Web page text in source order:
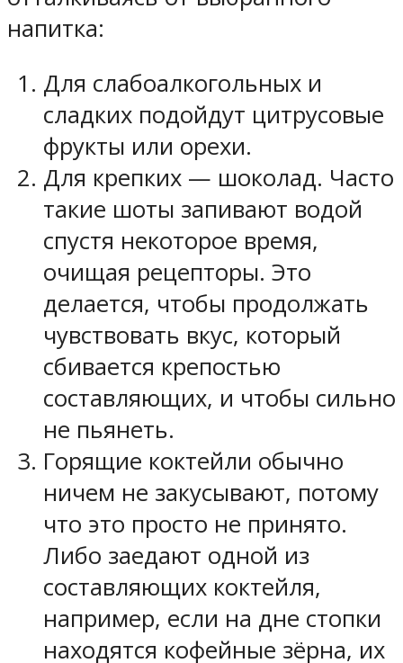
напитка:
Для слабоалкогольных и
сладких подойдут цитрусовые
фрукты или орехи.
Для крепких — шоколад. Часто
такие шоты запивают водой
спустя некоторое время,
очищая рецепторы. Это
делается, чтобы продолжать
чувствовать вкус, который
сбивается крепостью
составляющих, и чтобы сильно
не пьянеть.
Горящие коктейли обычно
ничем не закусывают, потому
что это просто не принято.
Либо заедают одной из
составляющих коктейля,
например, если на дне стопки
находятся кофейные зёрна, их